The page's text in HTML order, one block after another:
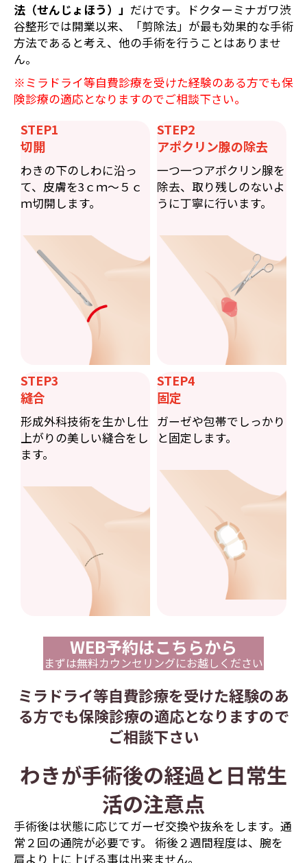
法（せんじょほう）」 だけです。ドクターミナガワ渋
谷整形では開業以来、「剪除法」が最も効果的な手術
方法であると考え、他の手術を行うことはありませ
ん。
※ミラドライ等自費診療を受けた経験のある方でも保
険診療の適応となりますのでご相談下さい。
STEP1
切開
わきの下のしわに沿っ
て、皮膚を3ｃｍ〜５ｃ
ｍ切開します。
STEP2
アポクリン腺の除去
一つ一つアポクリン腺を
除去、取り残しのないよ
うに丁寧に行います。
STEP3
縫合
形成外科技術を生かし仕
上がりの美しい縫合をし
ます。
STEP4
固定
ガーゼや包帯でしっかり
と固定します。
WEB予約はこちらから
まずは無料カウンセリングにお越しください
ミラドライ等自費診療を受けた経験のあ
る方でも保険診療の適応となりますので
ご相談下さい
わきが手術後の経過と日常生
活の注意点
手術後は状態に応じてガーゼ交換や抜糸をします。通
常２回の通院が必要です。 術後２週間程度は、腕を
肩より上に上げる事は出来ません。